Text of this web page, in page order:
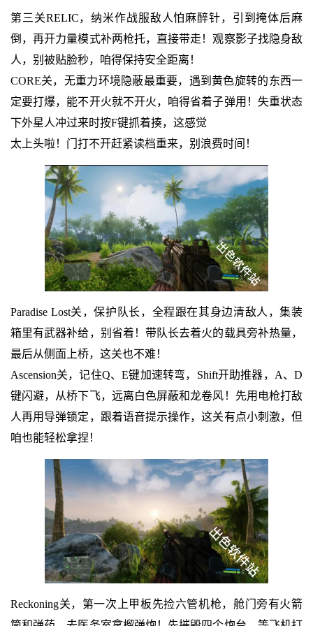
第三关RELIC，纳米作战服敌人怕麻醉针，引到掩体后麻
倒，再开力量模式补两枪托，直接带走！观察影子找隐身敌
人，别被贴脸秒，咱得保持安全距离！
CORE关，无重力环境隐蔽最重要，遇到黄色旋转的东西一
定要打爆，能不开火就不开火，咱得省着子弹用！失重状态
下外星人冲过来时按F键抓着揍，这感觉
太上头啦！门打不开赶紧读档重来，别浪费时间！
Paradise Lost关，保护队长，全程跟在其身边清敌人，集装
箱里有武器补给，别省着！带队长去着火的载具旁补热量，
最后从侧面上桥，这关也不难！
Ascension关，记住Q、E键加速转弯，Shift开助推器，A、D
键闪避，从桥下飞，远离白色屏蔽和龙卷风！先用电枪打敌
人再用导弹锁定，跟着语音提示操作，这关有点小刺激，但
咱也能轻松拿捏！
Reckoning关，第一次上甲板先捡六管机枪，舱门旁有火箭